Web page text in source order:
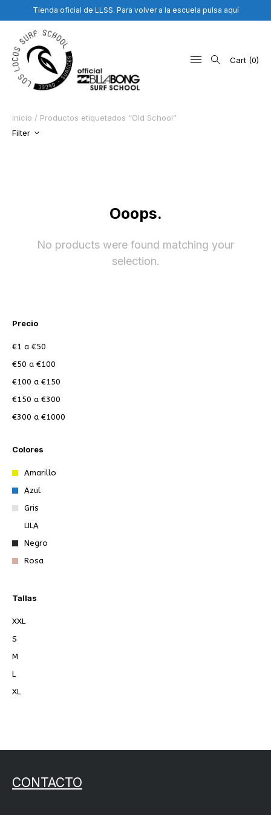
Tienda oficial de LLSS. Para volver a la escuela pulsa aquí
Cart 0
Search
for:
Inicio / Productos etiquetados “Old School”
Filter
Ooops.
No products were found matching your
selection.
Precio
€1 a €50
€50 a €100
€100 a €150
€150 a €300
€300 a €1000
Colores
Amarillo
Azul
Gris
LILA
Negro
Rosa
burdeos
Tallas
XXL
S
M
L
XL
CONTACTO